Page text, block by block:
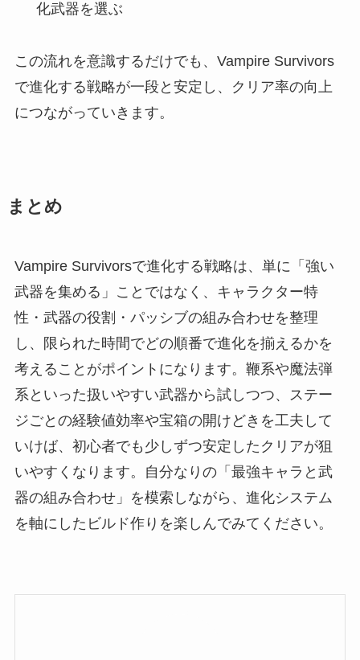
化武器を選ぶ
この流れを意識するだけでも、Vampire Survivors
で進化する戦略が一段と安定し、クリア率の向上
につながっていきます。
まとめ
Vampire Survivorsで進化する戦略は、単に「強い
武器を集める」ことではなく、キャラクター特
性・武器の役割・パッシブの組み合わせを整理
し、限られた時間でどの順番で進化を揃えるかを
考えることがポイントになります。鞭系や魔法弾
系といった扱いやすい武器から試しつつ、ステー
ジごとの経験値効率や宝箱の開けどきを工夫して
いけば、初心者でも少しずつ安定したクリアが狙
いやすくなります。自分なりの「最強キャラと武
器の組み合わせ」を模索しながら、進化システム
を軸にしたビルド作りを楽しんでみてください。